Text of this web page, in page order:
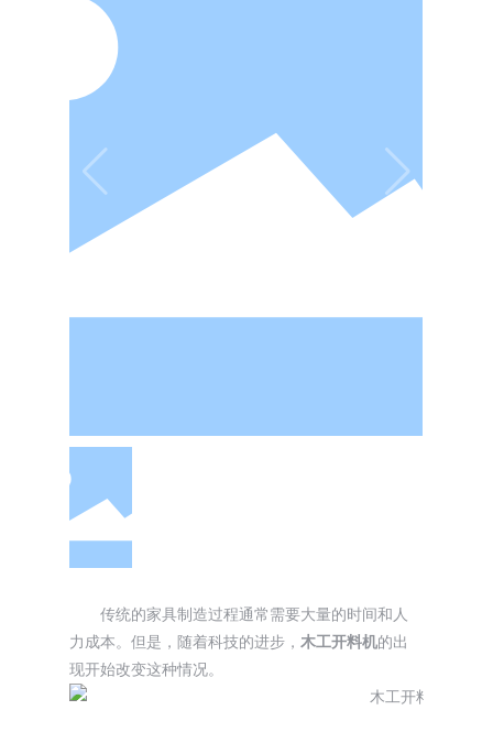
传统的家具制造过程通常需要大量的时间和人
力成本。但是，随着科技的进步，木工开料机的出
现开始改变这种情况。